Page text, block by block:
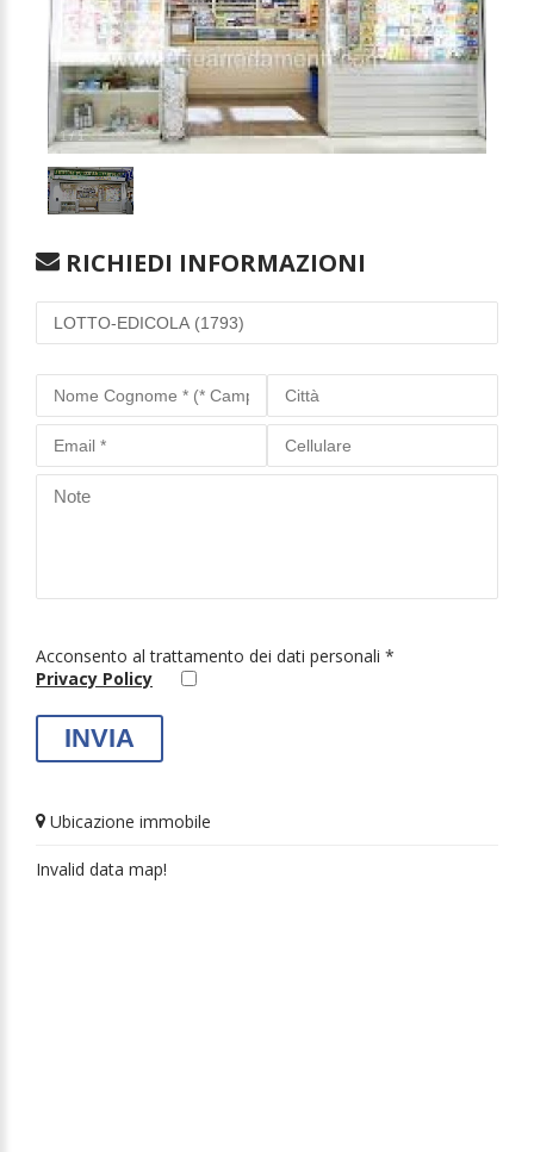
1/1
RICHIEDI INFORMAZIONI
Acconsento al trattamento dei dati personali *
Privacy Policy
Ubicazione immobile
Invalid data map!